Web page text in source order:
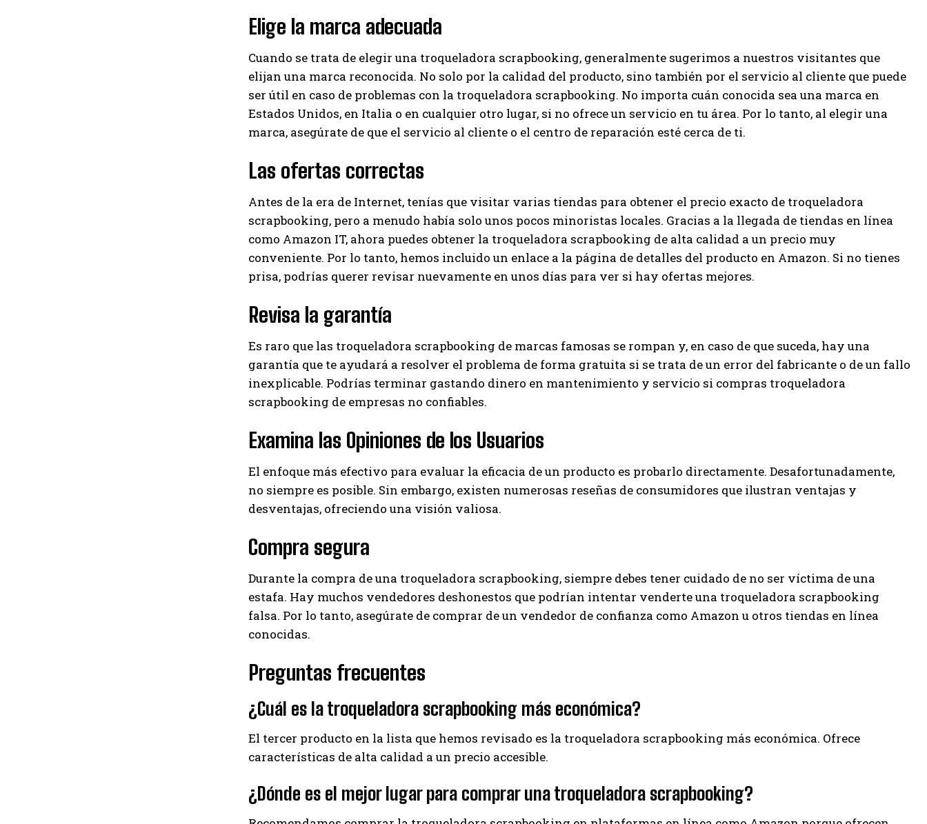
Elige la marca adecuada
Cuando se trata de elegir una troqueladora scrapbooking, generalmente sugerimos a nuestros visitantes que
elijan una marca reconocida. No solo por la calidad del producto, sino también por el servicio al cliente que puede
ser útil en caso de problemas con la troqueladora scrapbooking. No importa cuán conocida sea una marca en
Estados Unidos, en Italia o en cualquier otro lugar, si no ofrece un servicio en tu área. Por lo tanto, al elegir una
marca, asegúrate de que el servicio al cliente o el centro de reparación esté cerca de ti.
Las ofertas correctas
Antes de la era de Internet, tenías que visitar varias tiendas para obtener el precio exacto de troqueladora
scrapbooking, pero a menudo había solo unos pocos minoristas locales. Gracias a la llegada de tiendas en línea
como Amazon IT, ahora puedes obtener la troqueladora scrapbooking de alta calidad a un precio muy
conveniente. Por lo tanto, hemos incluido un enlace a la página de detalles del producto en Amazon. Si no tienes
prisa, podrías querer revisar nuevamente en unos días para ver si hay ofertas mejores.
Revisa la garantía
Es raro que las troqueladora scrapbooking de marcas famosas se rompan y, en caso de que suceda, hay una
garantía que te ayudará a resolver el problema de forma gratuita si se trata de un error del fabricante o de un fallo
inexplicable. Podrías terminar gastando dinero en mantenimiento y servicio si compras troqueladora
scrapbooking de empresas no confiables.
Examina las Opiniones de los Usuarios
El enfoque más efectivo para evaluar la eficacia de un producto es probarlo directamente. Desafortunadamente,
no siempre es posible. Sin embargo, existen numerosas reseñas de consumidores que ilustran ventajas y
desventajas, ofreciendo una visión valiosa.
Compra segura
Durante la compra de una troqueladora scrapbooking, siempre debes tener cuidado de no ser víctima de una
estafa. Hay muchos vendedores deshonestos que podrían intentar venderte una troqueladora scrapbooking
falsa. Por lo tanto, asegúrate de comprar de un vendedor de confianza como Amazon u otros tiendas en línea
conocidas.
Preguntas frecuentes
¿Cuál es la troqueladora scrapbooking más económica?
El tercer producto en la lista que hemos revisado es la troqueladora scrapbooking más económica. Ofrece
características de alta calidad a un precio accesible.
¿Dónde es el mejor lugar para comprar una troqueladora scrapbooking?